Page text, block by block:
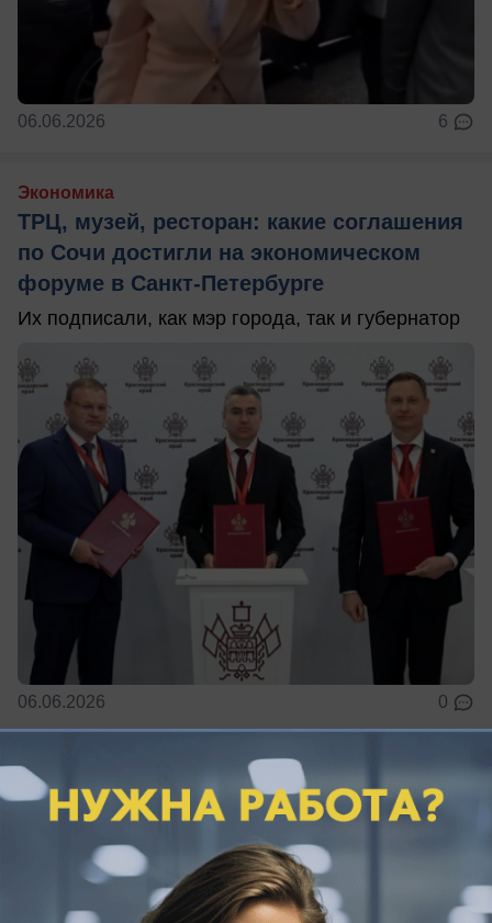
06.06.2026 6
Экономика
ТРЦ, музей, ресторан: какие соглашения
по Сочи достигли на экономическом
форуме в Санкт-Петербурге
Их подписали, как мэр города, так и губернатор
06.06.2026 0
Общество
Морские рейсы Новороссийск — Сочи
Направление признали нерентабельным